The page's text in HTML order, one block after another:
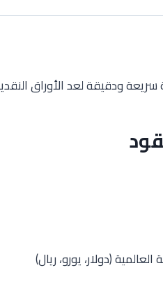
ودقيقة لعد الأوراق
(دولار، يورو، ريال)